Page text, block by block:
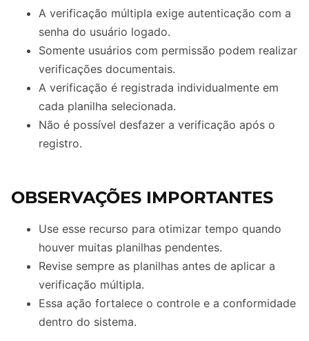
A verificação múltipla exige autenticação com a
senha do usuário logado.
Somente usuários com permissão podem realizar
verificações documentais.
A verificação é registrada individualmente em
cada planilha selecionada.
Não é possível desfazer a verificação após o
registro.
OBSERVAÇÕES IMPORTANTES
Use esse recurso para otimizar tempo quando
houver muitas planilhas pendentes.
Revise sempre as planilhas antes de aplicar a
verificação múltipla.
Essa ação fortalece o controle e a conformidade
dentro do sistema.